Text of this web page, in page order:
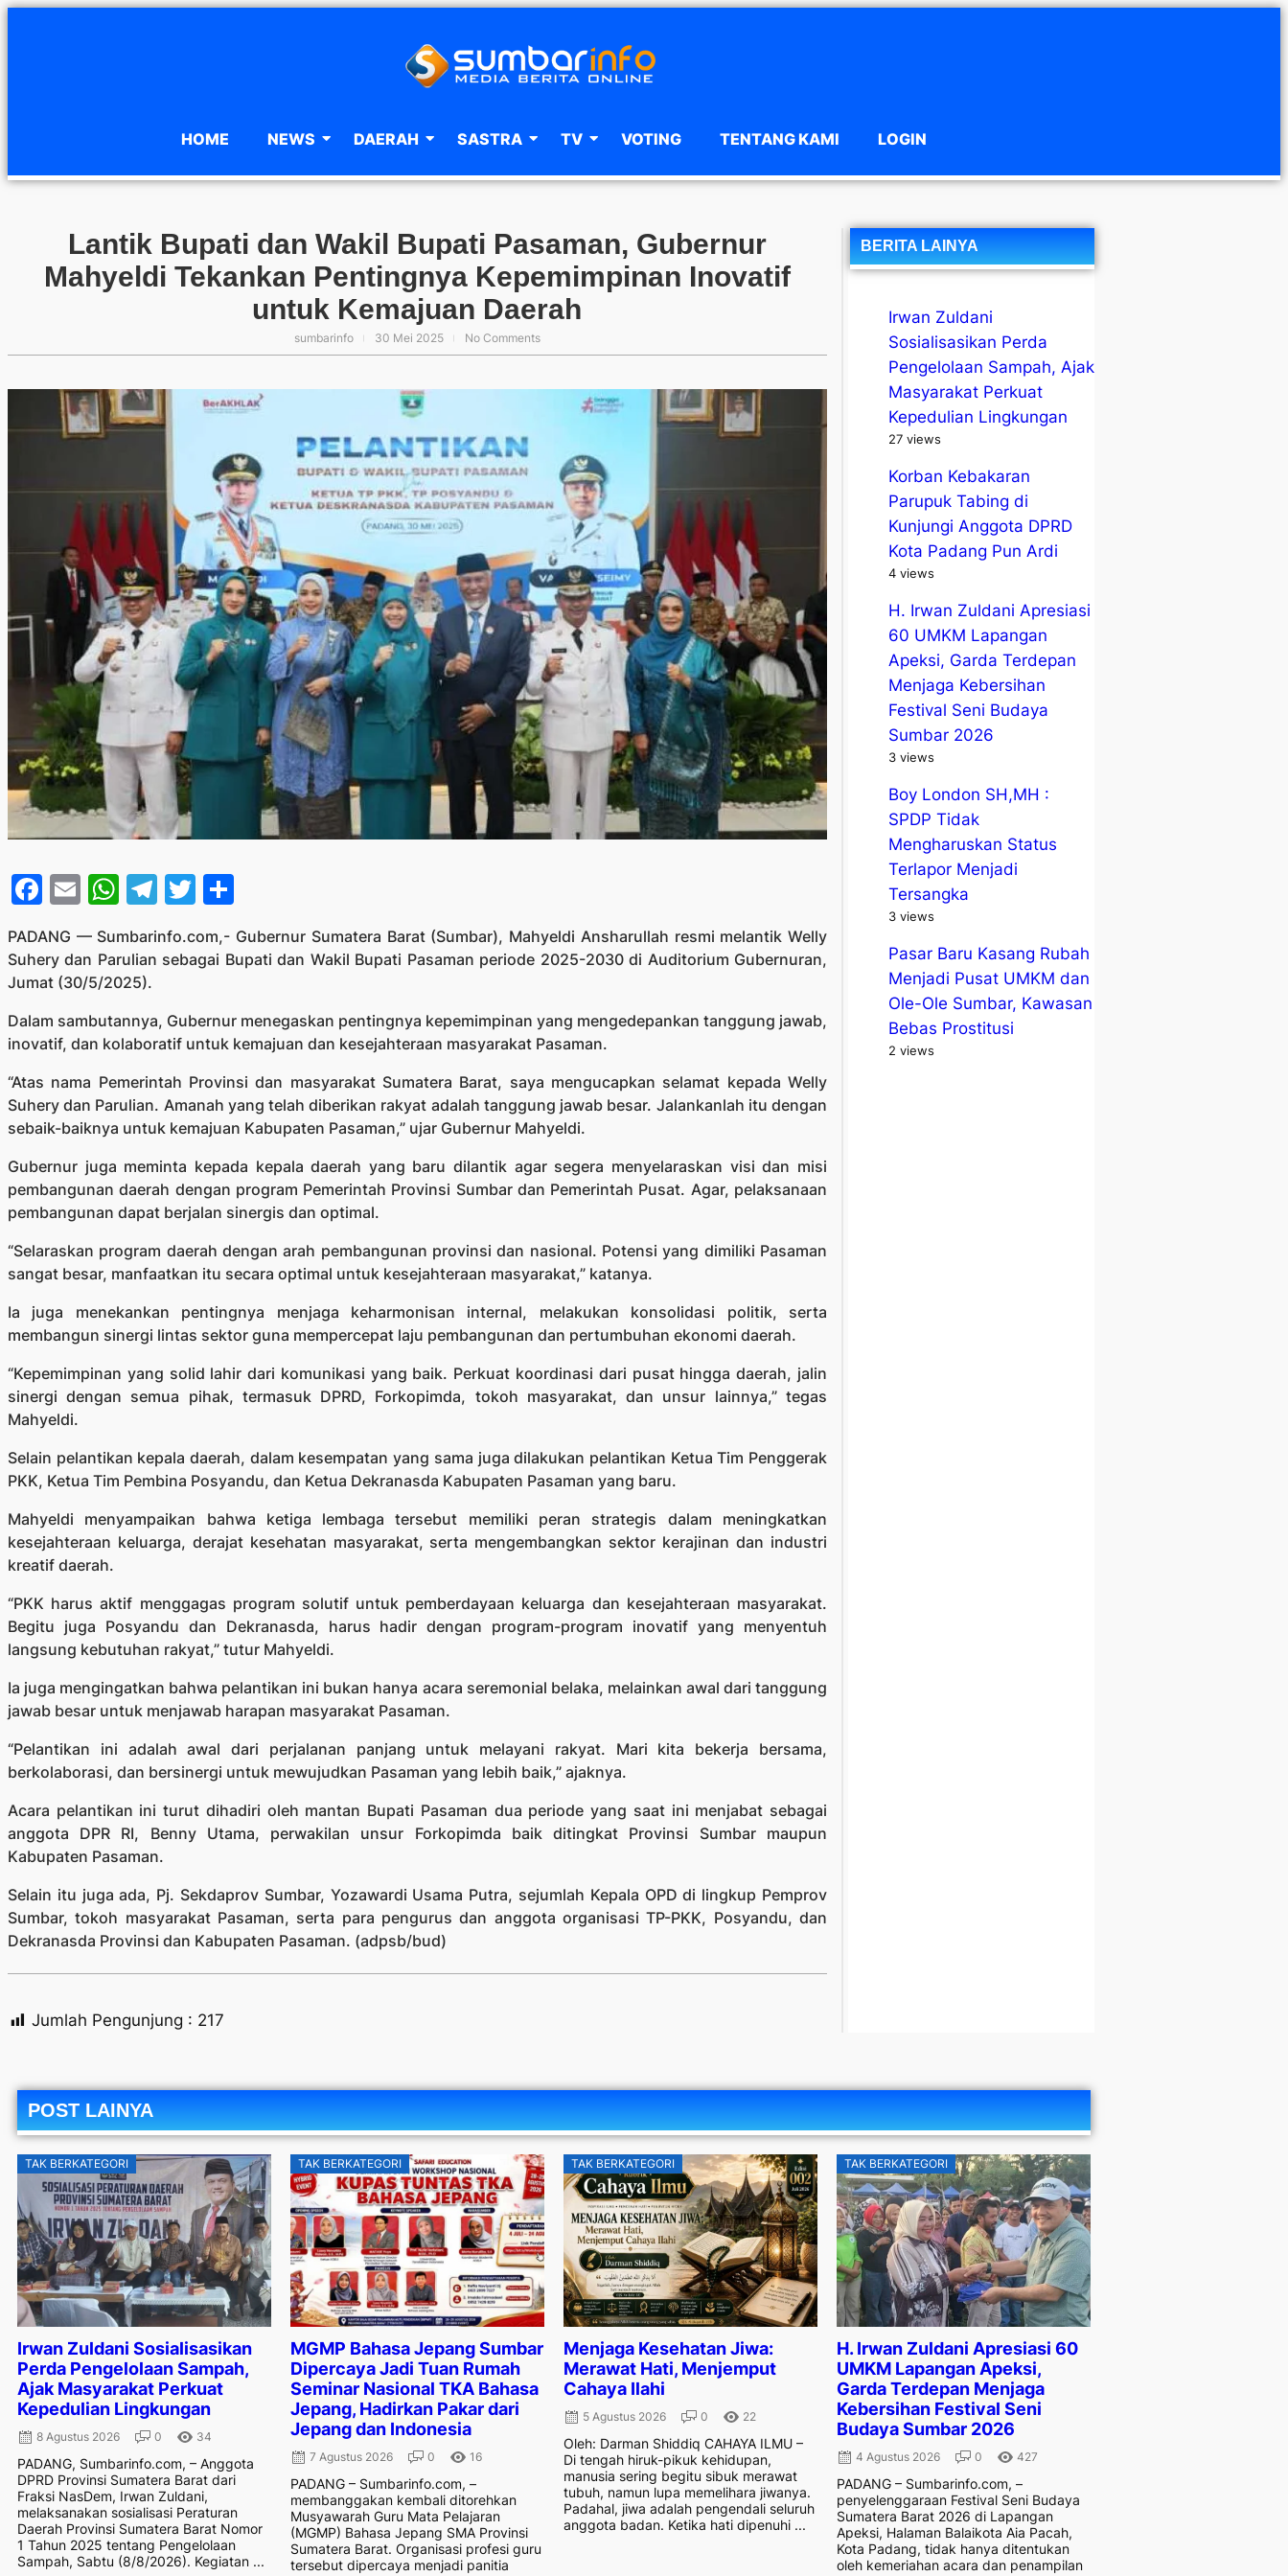
HOME NEWS DAERAH SASTRA TV VOTING TENTANG KAMI LOGIN
Lantik Bupati dan Wakil Bupati Pasaman, Gubernur
Mahyeldi Tekankan Pentingnya Kepemimpinan Inovatif
untuk Kemajuan Daerah
sumbarinfo 30 Mei 2025 No Comments
Facebook
EmailWhatsApp
Telegram
Twitter
PADANG — Sumbarinfo.com,- Gubernur Sumatera Barat (Sumbar), Mahyeldi Ansharullah resmi melantik Welly
Suhery dan Parulian sebagai Bupati dan Wakil Bupati Pasaman periode 2025-2030 di Auditorium Gubernuran,
Jumat (30/5/2025).
Dalam sambutannya, Gubernur menegaskan pentingnya kepemimpinan yang mengedepankan tanggung jawab,
inovatif, dan kolaboratif untuk kemajuan dan kesejahteraan masyarakat Pasaman.
“Atas nama Pemerintah Provinsi dan masyarakat Sumatera Barat, saya mengucapkan selamat kepada Welly
Suhery dan Parulian. Amanah yang telah diberikan rakyat adalah tanggung jawab besar. Jalankanlah itu dengan
sebaik-baiknya untuk kemajuan Kabupaten Pasaman,” ujar Gubernur Mahyeldi.
Gubernur juga meminta kepada kepala daerah yang baru dilantik agar segera menyelaraskan visi dan misi
pembangunan daerah dengan program Pemerintah Provinsi Sumbar dan Pemerintah Pusat. Agar, pelaksanaan
pembangunan dapat berjalan sinergis dan optimal.
“Selaraskan program daerah dengan arah pembangunan provinsi dan nasional. Potensi yang dimiliki Pasaman
sangat besar, manfaatkan itu secara optimal untuk kesejahteraan masyarakat,” katanya.
Ia juga menekankan pentingnya menjaga keharmonisan internal, melakukan konsolidasi politik, serta
membangun sinergi lintas sektor guna mempercepat laju pembangunan dan pertumbuhan ekonomi daerah.
“Kepemimpinan yang solid lahir dari komunikasi yang baik. Perkuat koordinasi dari pusat hingga daerah, jalin
sinergi dengan semua pihak, termasuk DPRD, Forkopimda, tokoh masyarakat, dan unsur lainnya,” tegas
Mahyeldi.
Selain pelantikan kepala daerah, dalam kesempatan yang sama juga dilakukan pelantikan Ketua Tim Penggerak
PKK, Ketua Tim Pembina Posyandu, dan Ketua Dekranasda Kabupaten Pasaman yang baru.
Mahyeldi menyampaikan bahwa ketiga lembaga tersebut memiliki peran strategis dalam meningkatkan
kesejahteraan keluarga, derajat kesehatan masyarakat, serta mengembangkan sektor kerajinan dan industri
kreatif daerah.
“PKK harus aktif menggagas program solutif untuk pemberdayaan keluarga dan kesejahteraan masyarakat.
Begitu juga Posyandu dan Dekranasda, harus hadir dengan program-program inovatif yang menyentuh
langsung kebutuhan rakyat,” tutur Mahyeldi.
Ia juga mengingatkan bahwa pelantikan ini bukan hanya acara seremonial belaka, melainkan awal dari tanggung
jawab besar untuk menjawab harapan masyarakat Pasaman.
“Pelantikan ini adalah awal dari perjalanan panjang untuk melayani rakyat. Mari kita bekerja bersama,
berkolaborasi, dan bersinergi untuk mewujudkan Pasaman yang lebih baik,” ajaknya.
Acara pelantikan ini turut dihadiri oleh mantan Bupati Pasaman dua periode yang saat ini menjabat sebagai
anggota DPR RI, Benny Utama, perwakilan unsur Forkopimda baik ditingkat Provinsi Sumbar maupun
Kabupaten Pasaman.
Selain itu juga ada, Pj. Sekdaprov Sumbar, Yozawardi Usama Putra, sejumlah Kepala OPD di lingkup Pemprov
Sumbar, tokoh masyarakat Pasaman, serta para pengurus dan anggota organisasi TP-PKK, Posyandu, dan
Dekranasda Provinsi dan Kabupaten Pasaman. (adpsb/bud)
Jumlah Pengunjung : 217
BERITA LAINYA
Irwan Zuldani
Sosialisasikan Perda
Pengelolaan Sampah, Ajak
Masyarakat Perkuat
Kepedulian Lingkungan
27 views
Korban Kebakaran
Parupuk Tabing di
Kunjungi Anggota DPRD
Kota Padang Pun Ardi
4 views
H. Irwan Zuldani Apresiasi
60 UMKM Lapangan
Apeksi, Garda Terdepan
Menjaga Kebersihan
Festival Seni Budaya
Sumbar 2026
3 views
Boy London SH,MH :
SPDP Tidak
Mengharuskan Status
Terlapor Menjadi
Tersangka
3 views
Pasar Baru Kasang Rubah
Menjadi Pusat UMKM dan
Ole-Ole Sumbar, Kawasan
Bebas Prostitusi
2 views
POST LAINYA
TAK BERKATEGORI
Irwan Zuldani Sosialisasikan
Perda Pengelolaan Sampah,
Ajak Masyarakat Perkuat
Kepedulian Lingkungan
8 Agustus 2026 0 34
PADANG, Sumbarinfo.com, – Anggota
DPRD Provinsi Sumatera Barat dari
Fraksi NasDem, Irwan Zuldani,
melaksanakan sosialisasi Peraturan
Daerah Provinsi Sumatera Barat Nomor
1 Tahun 2025 tentang Pengelolaan
Sampah, Sabtu (8/8/2026). Kegiatan ...
TAK BERKATEGORI
MGMP Bahasa Jepang Sumbar
Dipercaya Jadi Tuan Rumah
Seminar Nasional TKA Bahasa
Jepang, Hadirkan Pakar dari
Jepang dan Indonesia
7 Agustus 2026 0 16
PADANG – Sumbarinfo.com, –
membanggakan kembali ditorehkan
Musyawarah Guru Mata Pelajaran
(MGMP) Bahasa Jepang SMA Provinsi
Sumatera Barat. Organisasi profesi guru
tersebut dipercaya menjadi panitia
TAK BERKATEGORI
Menjaga Kesehatan Jiwa:
Merawat Hati, Menjemput
Cahaya Ilahi
5 Agustus 2026 0 22
Oleh: Darman Shiddiq CAHAYA ILMU –
Di tengah hiruk-pikuk kehidupan,
manusia sering begitu sibuk merawat
tubuh, namun lupa memelihara jiwanya.
Padahal, jiwa adalah pengendali seluruh
anggota badan. Ketika hati dipenuhi ...
TAK BERKATEGORI
H. Irwan Zuldani Apresiasi 60
UMKM Lapangan Apeksi,
Garda Terdepan Menjaga
Kebersihan Festival Seni
Budaya Sumbar 2026
4 Agustus 2026 0 427
PADANG – Sumbarinfo.com, –
penyelenggaraan Festival Seni Budaya
Sumatera Barat 2026 di Lapangan
Apeksi, Halaman Balaikota Aia Pacah,
Kota Padang, tidak hanya ditentukan
oleh kemeriahan acara dan penampilan